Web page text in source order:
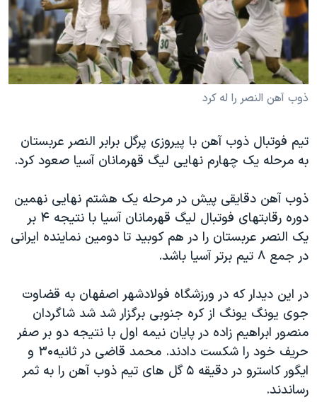
فرهنگ و زندگی
حقوق شهروندی
اقتصادی
گالری عکس
آرشیو پخش زنده
مستندها
انتخابات ریاست جمهوری آمریکا ۲۰۲۴
حمله جمهوری اسلامی به اسرائیل
اعتراضات زن، زندگی، آزادی
مجموعه مستندهای دادخواهی
تریبونال مردمی آبان ۹۸
دادگاه حمید نوری
چهل سال گروگان‌گیری
قانون شفافیت دارائی کادر رهبری ایران
اعتراضات مردمی آبان ۹۸
اسرائیل در جنگ
نرگس محمدی برنده جایزه نوبل صلح
همایش محافظه‌کاران آمریکا «سی‌پک»
صفحه‌های ویژه
دنبال کنید
زبانهای مختلف
ذوب آهن النصر را له کرد
تیم فوتبال ذوب آهن با پیروزی پرگل برابر النصر عربستان
به مرحله یک چهارم نهایی لیگ قهرمانان آسیا صعود کرد.
ذوب آهن دقایقی پیش در مرحله یک هشتم نهایی نهمین
دوره رقابتهای فوتبال لیگ قهرمانان آسیا با نتیجه ۴ بر
یک النصر عربستان را در هم کوبید تا دومین نماینده ایرانی
در جمع ۸ تیم برتر آسیا باشد.
در این دیدار که در ورزشگاه فولادشهر اصفهان به قضاوت
جوی یونگ یونگ از کره جنوبی برگزار شد شد شاگردان
منصور ابراهیم زاده در پایان نیمه اول با نتیجه دو بر صفر
حریف خود را شکست دادند. محمد قاضی در ثانیه۳۰ و
ایگور کاسترو در دقیقه ۵ گل های تیم ذوب آهن را به ثمر
رساندند.